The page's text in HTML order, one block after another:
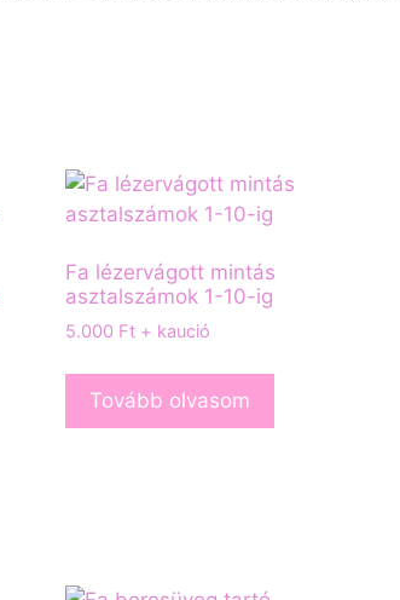
Fa lézervágott mintás
asztalszámok 1-10-ig
5.000 Ft + kaució
Tovább olvasom